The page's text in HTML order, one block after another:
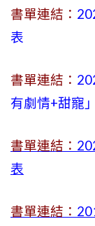
書單連結：
表
書單連結：
有劇情+甜寵
書單連結：
表
書單連結：